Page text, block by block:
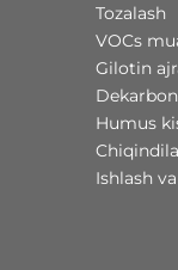
Tozalash
VOCs
Gilotin
Humus
Ishlash